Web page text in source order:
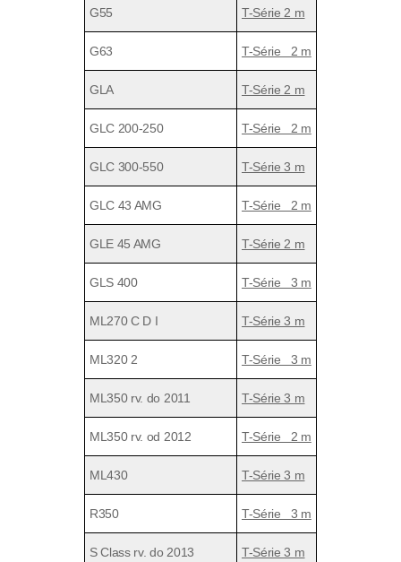
G55 T-Série 2 m
G63 T-Série 2 m
GLA T-Série 2 m
GLC 200-250 T-Série 2 m
GLC 300-550 T-Série 3 m
GLC 43 AMG T-Série 2 m
GLE 45 AMG T-Série 2 m
GLS 400 T-Série 3 m
ML270 C D I T-Série 3 m
ML320 2 T-Série 3 m
ML350 rv. do 2011 T-Série 3 m
ML350 rv. od 2012 T-Série 2 m
ML430 T-Série 3 m
R350 T-Série 3 m
S Class rv. do 2013 T-Série 3 m